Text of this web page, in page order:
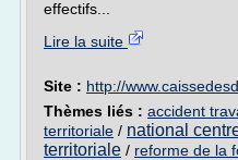
effectifs...
Lire la suite
Site : http://
Thèmes liés : accident
territoriale / national
territoriale / reforme de la